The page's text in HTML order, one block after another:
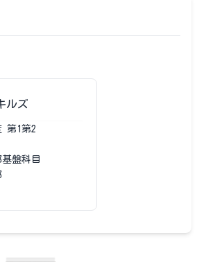
ルズ
第1第2
盤科目